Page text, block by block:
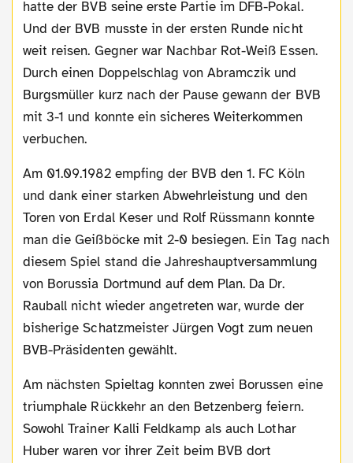
hatte der BVB seine erste Partie im DFB-Pokal.
Und der BVB musste in der ersten Runde nicht
weit reisen. Gegner war Nachbar Rot-Weiß Essen.
Durch einen Doppelschlag von Abramczik und
Burgsmüller kurz nach der Pause gewann der BVB
mit 3-1 und konnte ein sicheres Weiterkommen
verbuchen.
Am 01.09.1982 empfing der BVB den 1. FC Köln
und dank einer starken Abwehrleistung und den
Toren von Erdal Keser und Rolf Rüssmann konnte
man die Geißböcke mit 2-0 besiegen. Ein Tag nach
diesem Spiel stand die Jahreshauptversammlung
von Borussia Dortmund auf dem Plan. Da Dr.
Rauball nicht wieder angetreten war, wurde der
bisherige Schatzmeister Jürgen Vogt zum neuen
BVB-Präsidenten gewählt.
Am nächsten Spieltag konnten zwei Borussen eine
triumphale Rückkehr an den Betzenberg feiern.
Sowohl Trainer Kalli Feldkamp als auch Lothar
Huber waren vor ihrer Zeit beim BVB dort